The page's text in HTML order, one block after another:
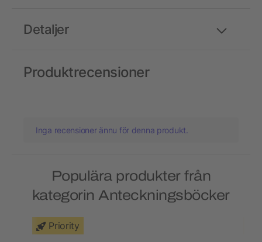
Detaljer
Produktrecensioner
Inga recensioner ännu för denna produkt.
Populära produkter från
kategorin Anteckningsböcker
Priority